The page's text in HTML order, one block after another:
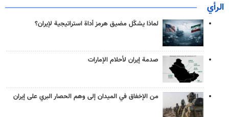
الرأي
لماذا يشكّل مضيق هرمز أداة استراتيجية لإيران؟
صدمة إيران لأحلام الإمارات
من الإخفاق في الميدان إلى وهم الحصار البري على إيران